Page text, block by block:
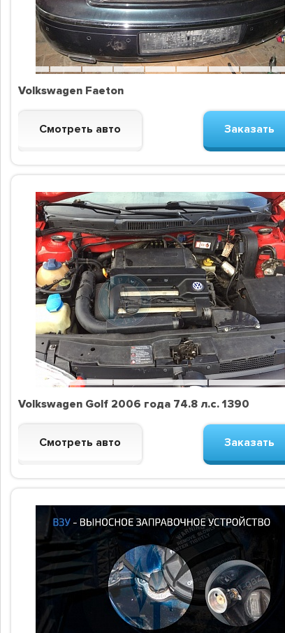
Volkswagen Faeton
Смотреть авто Заказать
Volkswagen Golf 2006 года 74.8 л.с. 1390
Смотреть авто Заказать